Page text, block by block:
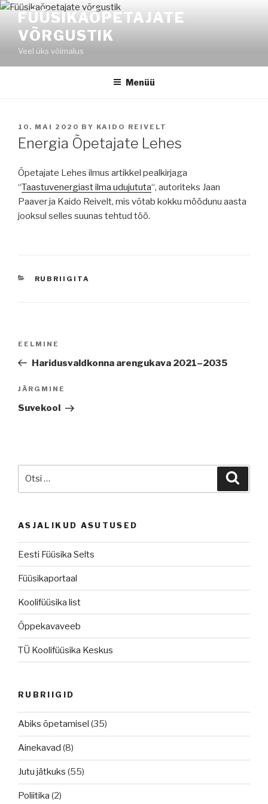
Liigu
juurde
FÜÜSIKAÕPETAJATE
VÕRGUSTIK
Veel üks võimalus
Menüü
POSTED
ON
10. MAI 2020 BY KAIDO REIVELT
Energia Õpetajate Lehes
Õpetajate Lehes ilmus artikkel pealkirjaga
“Taastuvenergiast ilma udujututa“, autoriteks Jaan
Paaver ja Kaido Reivelt, mis võtab kokku möödunu aasta
jooksul selles suunas tehtud töö.
CATEGORIES
RUBRIIGITA
Previous
Post
EELMINE
Haridusvaldkonna arengukava 2021–2035
Next
Post
JÄRGMINE
Suvekool
ASJALIKUD ASUTUSED
Eesti Füüsika Selts
Füüsikaportaal
Koolifüüsika list
Õppekavaveeb
TÜ Koolifüüsika Keskus
RUBRIIGID
Abiks õpetamisel (35)
Ainekavad (8)
Jutu jätkuks (55)
Poliitika (2)